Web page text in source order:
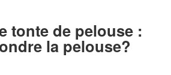
tonte de pelouse :
la pelouse?